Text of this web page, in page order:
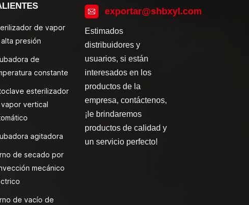
de vapor
presión
de
constante
esterilizador
vertical
agitadora
de secado por
mecánico
de vacío de
exportar@shbxyl.com
Estimados
distribuidores y
usuarios, si están
interesados en los
productos de la
empresa, contáctenos,
¡le brindaremos
productos de calidad y
un servicio perfecto!